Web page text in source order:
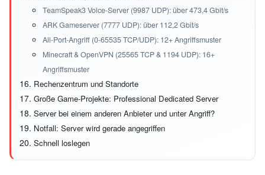
TeamSpeak3 Voice-Server (9987 UDP): über 473,4 Gbit/s
ARK Gameserver (7777 UDP): über 112,2 Gbit/s
All-Port-Angriff (0-65535 TCP/UDP): 12+ Angriffsmuster
Minecraft & OpenVPN (25565 TCP & 1194 UDP): 16+
Angriffsmuster
Rechenzentrum und Standorte
Große Game-Projekte: Professional Dedicated Server
Server bei einem anderen Anbieter und unter Angriff?
Notfall: Server wird gerade angegriffen
Schnell loslegen